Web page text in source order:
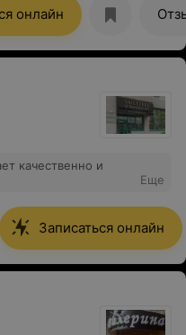
онлайн
качественно и
Еще
Записаться онлайн